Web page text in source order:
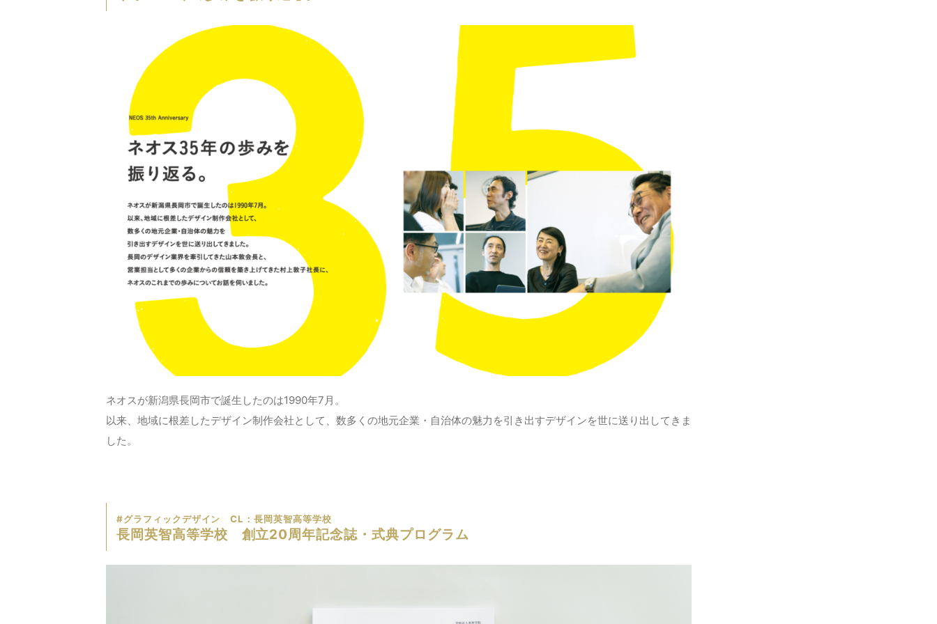
ネオスが新潟県長岡市で誕生したのは1990年7月。
以来、地域に根差したデザイン制作会社として、数多くの地元企業・自治体の魅力を引き出すデザインを世に送り出してきま
した。
#グラフィックデザイン CL：長岡英智高等学校
長岡英智高等学校 創立20周年記念誌・式典プログラム